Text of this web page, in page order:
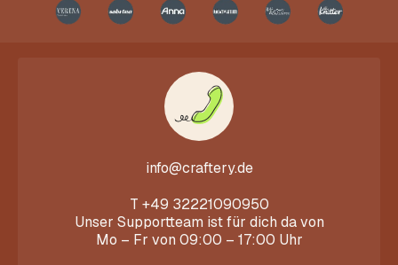
info@craftery.de
T +49 32221090950
Unser Supportteam ist für dich da von
Mo – Fr von 09:00 – 17:00 Uhr